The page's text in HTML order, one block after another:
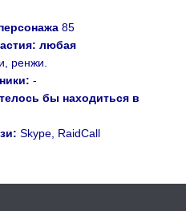
85
любая
ренжи.
-
бы находиться в
Skype, RaidCall